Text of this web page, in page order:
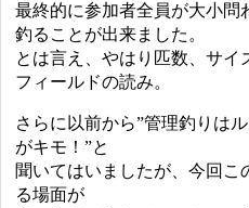
最終的に参加者全員が大小問
釣ることが出来ました。
とは言え、やはり匹数、サイ
フィールドの読み。
さらに以前から”管理釣りは
がキモ！”と
聞いてはいましたが、今回
る場面が